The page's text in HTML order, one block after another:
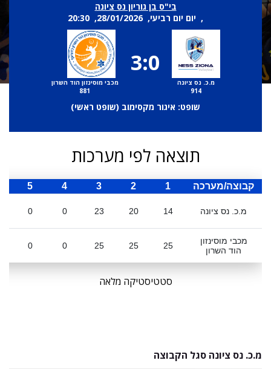
בי"ס בן גוריון נס ציונה
, יום יום רביעי, 28/01/2026, 20:30
מ.כ. נס ציונה
914
3:0
מכבי מוסינזון הוד השרון
881
שופט: איגור מקסימוב (שופט ראשי)
תוצאה לפי מערכות
קבוצה/מערכה 1
2
3
4
5
מ.כ. נס ציונה 14
20
23
0
0
מכבי מוסינזון
הוד השרון
25
25
25
0
0
סטטיסטיקה מלאה
מ.כ. נס ציונה סגל הקבוצה